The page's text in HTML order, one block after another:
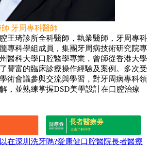
牙周專科醫師
琦診所全科醫師，執業醫師，牙周專科
專科學組成員，集團牙周病技術研究院專
醫科大學口腔醫學專業，曾師從香港大學
豐富的臨床診療操作經驗及案例。多次受
術會議參與交流與學習，對牙周病專科領
，並熟練掌握DSD美學設計在口腔治療
長者醫療券
点击了解详情
在深圳洗牙嗎?愛康健口腔醫院長者醫療